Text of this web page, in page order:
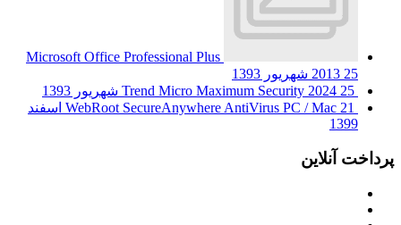
Microsoft Office Professional Plus
2013 25 شهریور 1393
Trend Micro Maximum Security 2024 25 شهریور 1393
WebRoot SecureAnywhere AntiVirus PC / Mac 21 اسفند
1399
پرداخت آنلاین